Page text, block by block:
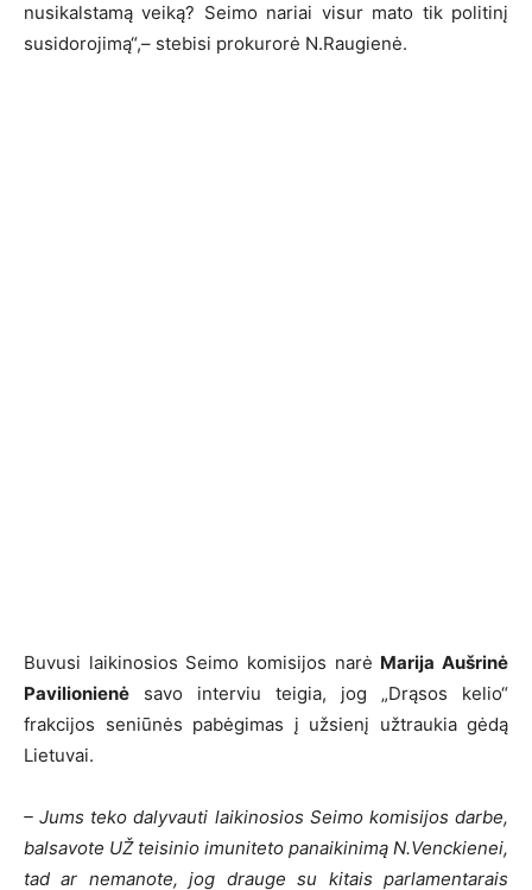
nusikalstamą veiką? Seimo nariai visur mato tik politinį
susidorojimą“,– stebisi prokurorė N.Raugienė.
Buvusi laikinosios Seimo komisijos narė Marija Aušrinė
Pavilionienė savo interviu teigia, jog „Drąsos kelio“
frakcijos seniūnės pabėgimas į užsienį užtraukia gėdą
Lietuvai.
– Jums teko dalyvauti laikinosios Seimo komisijos darbe,
balsavote UŽ teisinio imuniteto panaikinimą N.Venckienei,
tad ar nemanote, jog drauge su kitais parlamentarais